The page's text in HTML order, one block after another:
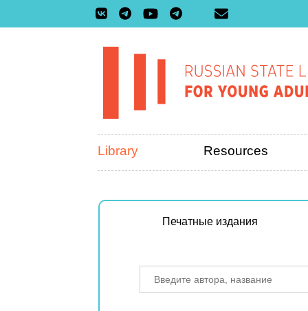
Library Resources
Печатные издания